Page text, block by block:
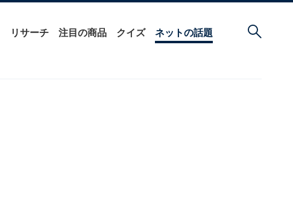
リサーチ 注目の商品 クイズ ネットの話題